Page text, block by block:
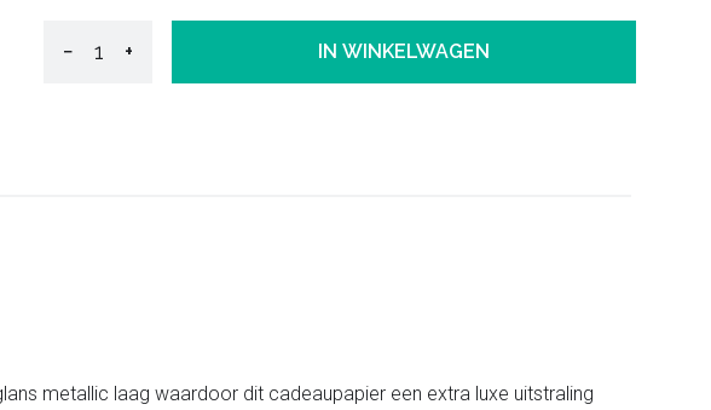
− + IN WINKELWAGEN
metallic laag waardoor dit cadeaupapier een extra luxe uitstraling